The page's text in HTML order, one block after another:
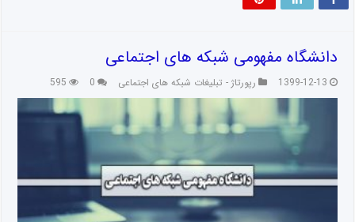
دانشگاه مفهومی شبکه های اجتماعی
1399-12-13 رپورتاژ - تبلیغات شبکه های اجتماعی 0
595